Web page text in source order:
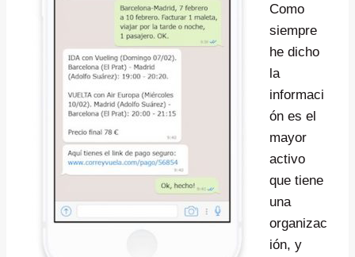
Como
siempre
he dicho
la
informaci
ón es el
mayor
activo
que tiene
una
organizac
ión, y